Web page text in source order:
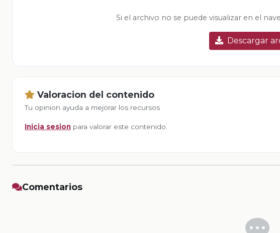
Si el archivo no se puede visualizar en el
Descargar
Valoracion del contenido
Tu opinion ayuda a mejorar los recursos
Inicia sesion para valorar este contenido.
Comentarios